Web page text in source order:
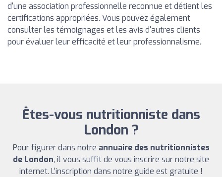
d'une association professionnelle reconnue et détient les
certifications appropriées. Vous pouvez également
consulter les témoignages et les avis d'autres clients
pour évaluer leur efficacité et leur professionnalisme.
Êtes-vous nutritionniste dans
London ?
Pour figurer dans notre annuaire des nutritionnistes
de London, il vous suffit de vous inscrire sur notre site
internet. L'inscription dans notre guide est gratuite !